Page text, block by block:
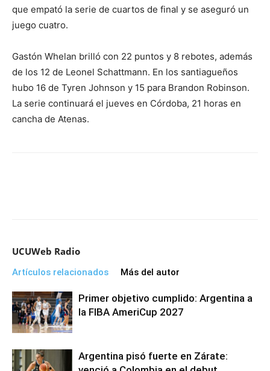
que empató la serie de cuartos de final y se aseguró un
juego cuatro.
Gastón Whelan brilló con 22 puntos y 8 rebotes, además
de los 12 de Leonel Schattmann. En los santiagueños
hubo 16 de Tyren Johnson y 15 para Brandon Robinson.
La serie continuará el jueves en Córdoba, 21 horas en
cancha de Atenas.
UCUWeb Radio
Artículos relacionados Más del autor
Primer objetivo cumplido: Argentina a
la FIBA AmeriCup 2027
Argentina pisó fuerte en Zárate: